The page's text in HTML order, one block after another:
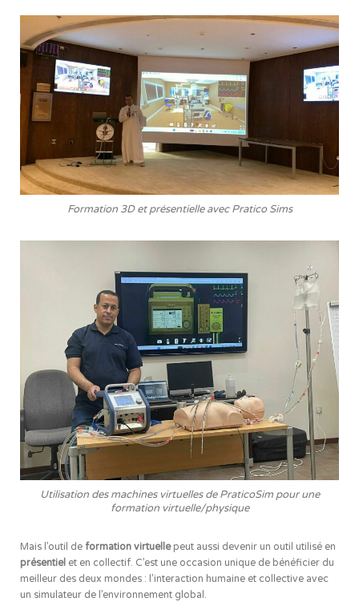
Formation 3D et présentielle avec Pratico Sims
Utilisation des machines virtuelles de PraticoSim pour une
formation virtuelle/physique
Mais l’outil de formation virtuellepeut aussi devenir un outil utilisé en
présentiel et en collectif. C’est une occasion unique de bénéficier du
meilleur des deux mondes : l’interaction humaine et collective avec
un simulateur de l’environnement global.